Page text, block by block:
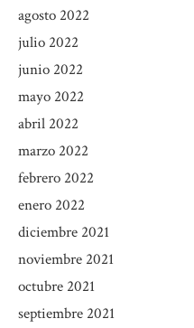
agosto 2022
julio 2022
junio 2022
mayo 2022
abril 2022
marzo 2022
febrero 2022
enero 2022
diciembre 2021
noviembre 2021
octubre 2021
septiembre 2021